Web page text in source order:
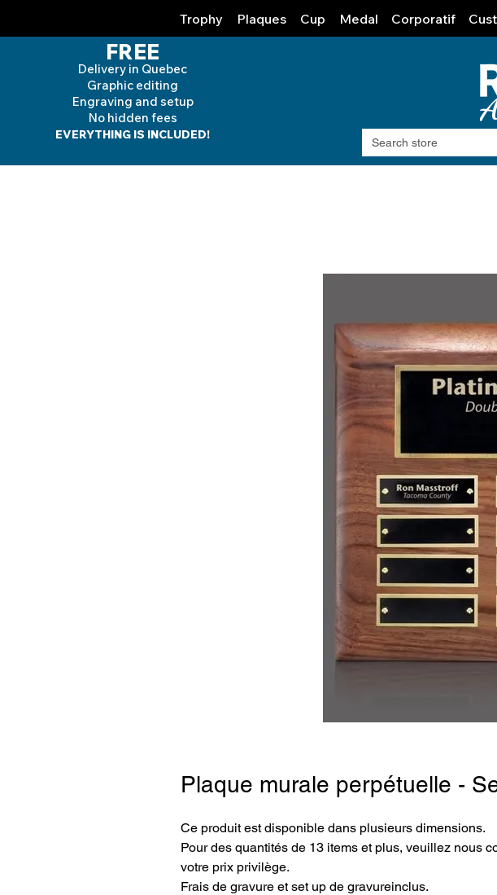
Trophy Plaques Cup Medal Corporatif
FREE
Delivery in Quebec
Graphic editing
Engraving and setup
No hidden fees
EVERYTHING IS INCLUDED!
Plaque murale perpétuelle -
Ce produit est disponible dans plusieurs dimensions.
Pour des quantités de 13 items et plus, veuillez nous
votre prix privilège.
Frais de gravure et set up de gravureinclus.